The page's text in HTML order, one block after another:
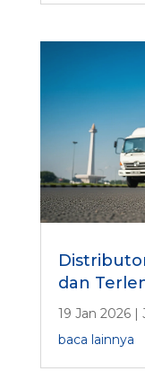
dan
19 Jan 2026|
baca lainnya